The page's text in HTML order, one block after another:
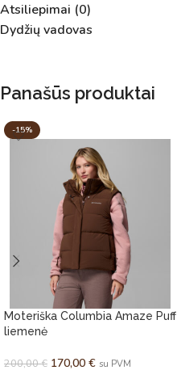
Atsiliepimai (0)
Dydžių vadovas
Panašūs produktai
-15%
Moteriška Columbia Amaze Puff
liemenė
200,00€ 170,00 € su PVM